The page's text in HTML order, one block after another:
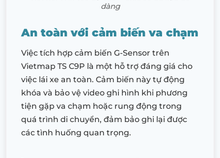
dàng
An toàn với cảm biến va chạm
Việc tích hợp cảm biến G-Sensor trên
Vietmap TS C9P là một hỗ trợ đáng giá cho
việc lái xe an toàn. Cảm biến này tự động
khóa và bảo vệ video ghi hình khi phương
tiện gặp va chạm hoặc rung động trong
quá trình di chuyển, đảm bảo ghi lại được
các tình huống quan trọng.